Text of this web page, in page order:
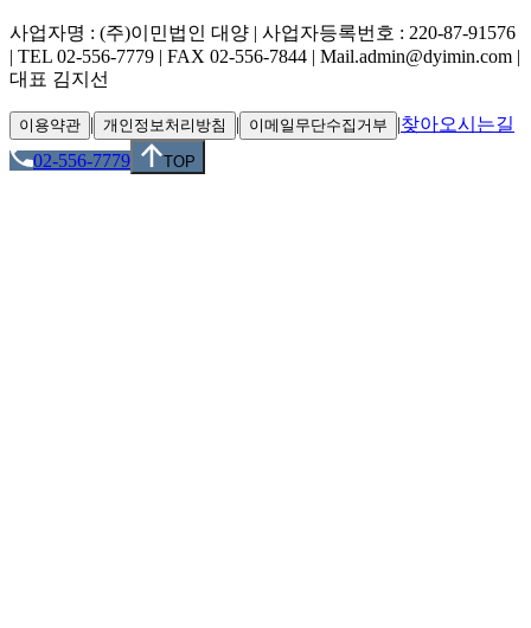
사업자명 : (주)이민법인 대양 | 사업자등록번호 : 220-87-91576
| TEL 02-556-7779 | FAX 02-556-7844 | Mail.admin@dyimin.com |
대표 김지선
이용약관 | 개인정보처리방침 | 이메일무단수집거부 |찾아오시는길
02-556-7779
TOP